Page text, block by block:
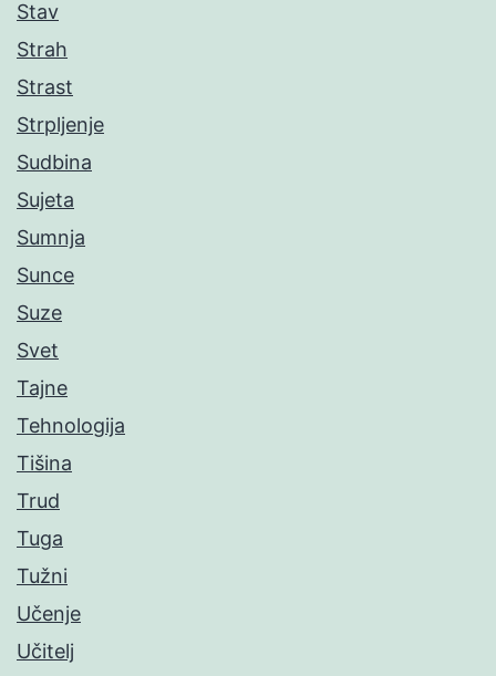
Stav
Strah
Strast
Strpljenje
Sudbina
Sujeta
Sumnja
Sunce
Suze
Svet
Tajne
Tehnologija
Tišina
Trud
Tuga
Tužni
Učenje
Učitelj